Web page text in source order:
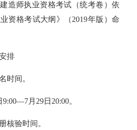
造师执业资格考试（统考卷）依
资格考试大纲》（2019年版）命
排
时间。
9:00—7月29日20:00。
核验时间。